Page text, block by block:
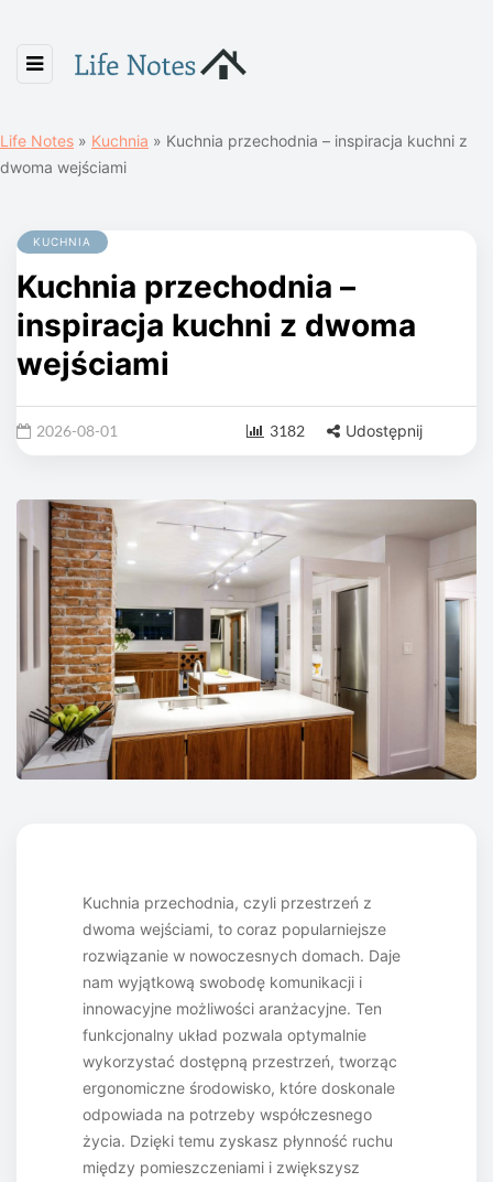
Life Notes » Kuchnia » Kuchnia przechodnia – inspiracja kuchni z
dwoma wejściami
KUCHNIA
Kuchnia przechodnia –
inspiracja kuchni z dwoma
wejściami
2026-08-01 3182 Udostępnij
Kuchnia przechodnia, czyli przestrzeń z
dwoma wejściami, to coraz popularniejsze
rozwiązanie w nowoczesnych domach. Daje
nam wyjątkową swobodę komunikacji i
innowacyjne możliwości aranżacyjne. Ten
funkcjonalny układ pozwala optymalnie
wykorzystać dostępną przestrzeń, tworząc
ergonomiczne środowisko, które doskonale
odpowiada na potrzeby współczesnego
życia. Dzięki temu zyskasz płynność ruchu
między pomieszczeniami i zwiększysz